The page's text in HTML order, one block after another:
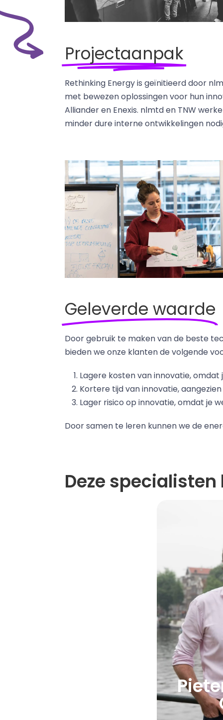
Projectaanpak
Rethinking Energy is geïnitieerd door
met bewezen oplossingen voor hun
Alliander en Enexis. nlmtd en TNW
minder dure interne ontwikkelingen
Geleverde waarde
Door gebruik te maken van de beste
bieden we onze klanten de volgende
Lagere kosten van innovatie,
Kortere tijd van innovatie,
Lager risico op innovatie, omdat je
Door samen te leren kunnen we de
Deze